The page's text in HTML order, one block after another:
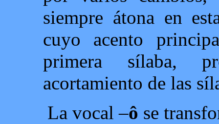
siempre átona en
cuyo acento
primera sílaba,
acortamiento de las
La vocal –ô se